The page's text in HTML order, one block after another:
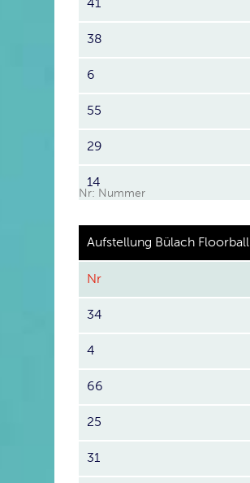
41
38
6
55
29
14
Nr: Nummer
Aufstellung Bülach Floorball
Nr
34
4
66
25
31